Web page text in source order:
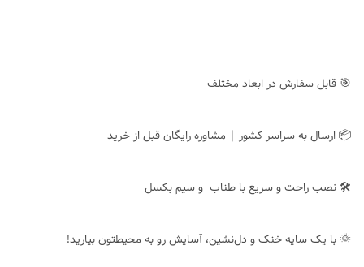
🎯 قابل سفارش در ابعاد مختلف
📦 ارسال به سراسر کشور | مشاوره رایگان قبل از خرید
🛠 نصب راحت و سریع با طناب و سیم بکسل
🌞 با یک سایه خنک و دل‌نشین، آسایش رو به محیطتون بیارید!